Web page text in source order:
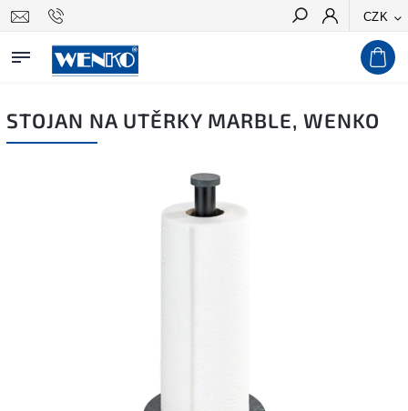
CZK
Hledat
STOJAN NA UTĚRKY MARBLE, WENKO